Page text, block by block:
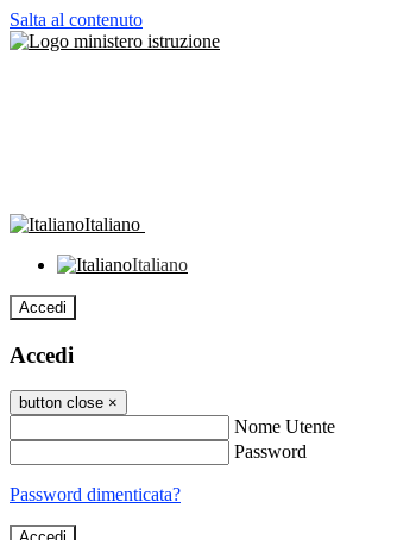
Salta al contenuto
Italiano
Italiano
Accedi
Accedi
button close ×
Nome Utente
Password
Password dimenticata?